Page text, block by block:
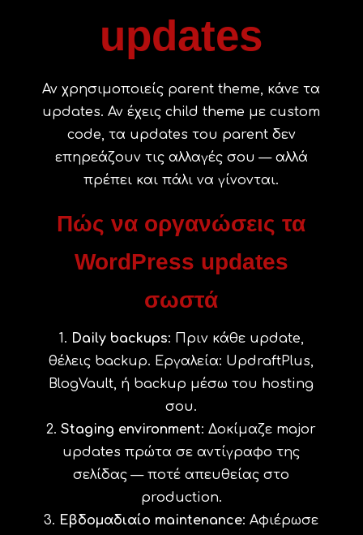
updates
Αν χρησιμοποιείς parent theme, κάνε τα
updates. Αν έχεις child theme με custom
code, τα updates του parent δεν
επηρεάζουν τις αλλαγές σου — αλλά
πρέπει και πάλι να γίνονται.
Πώς να οργανώσεις τα
WordPress updates
σωστά
Daily backups: Πριν κάθε update,
θέλεις backup. Εργαλεία: UpdraftPlus,
BlogVault, ή backup μέσω του hosting
σου.
Staging environment: Δοκίμαζε major
updates πρώτα σε αντίγραφο της
σελίδας — ποτέ απευθείας στο
production.
Εβδομαδιαίο maintenance: Αφιέρωσε